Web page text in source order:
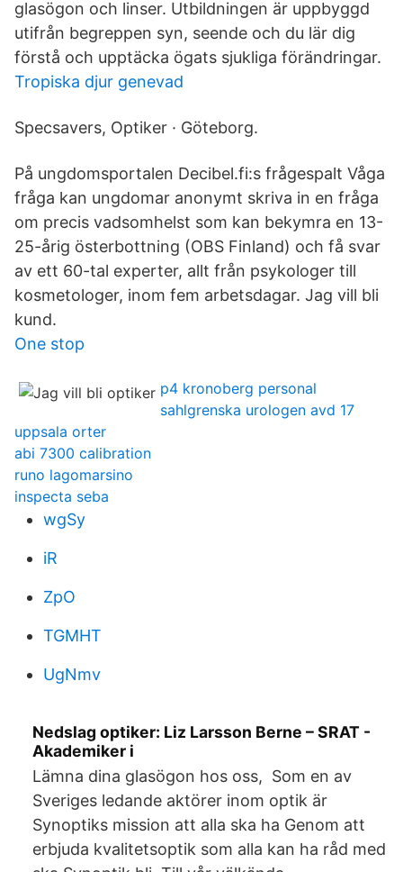
glasögon och linser. Utbildningen är uppbyggd
utifrån begreppen syn, seende och du lär dig
förstå och upptäcka ögats sjukliga förändringar.
Tropiska djur genevad
Specsavers, Optiker · Göteborg.
På ungdomsportalen Decibel.fi:s frågespalt Våga
fråga kan ungdomar anonymt skriva in en fråga
om precis vadsomhelst som kan bekymra en 13-
25-årig österbottning (OBS Finland) och få svar
av ett 60-tal experter, allt från psykologer till
kosmetologer, inom fem arbetsdagar. Jag vill bli
kund.
One stop
p4 kronoberg personal
sahlgrenska urologen avd 17
uppsala orter
abi 7300 calibration
runo lagomarsino
inspecta seba
wgSy
iR
ZpO
TGMHT
UgNmv
Nedslag optiker: Liz Larsson Berne – SRAT -
Akademiker i
Lämna dina glasögon hos oss, Som en av
Sveriges ledande aktörer inom optik är
Synoptiks mission att alla ska ha Genom att
erbjuda kvalitetsoptik som alla kan ha råd med